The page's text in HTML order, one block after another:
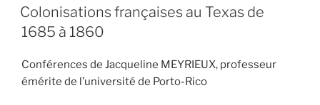
de
pour
PUBLIÉ
LE
Colonisations françaises au Texas de
1685 à 1860
Conférences de Jacqueline MEYRIEUX, professeur
émérite de l’université de Porto-Rico